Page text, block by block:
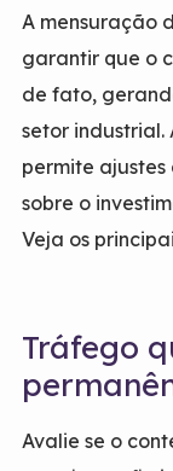
A mensuração
garantir que o
de fato,
setor
permite
sobre o
Veja os
Tráfego
Avalie se o